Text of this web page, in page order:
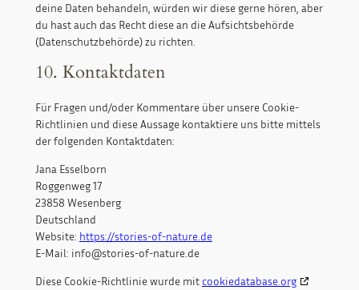
deine Daten behandeln, würden wir diese gerne hören, aber
du hast auch das Recht diese an die Aufsichtsbehörde
(Datenschutzbehörde) zu richten.
10. Kontaktdaten
Für Fragen und/oder Kommentare über unsere Cookie-
Richtlinien und diese Aussage kontaktiere uns bitte mittels
der folgenden Kontaktdaten:
Jana Esselborn
Roggenweg 17
23858 Wesenberg
Deutschland
Website: https://stories-of-nature.de
E-Mail: info@stories-of-nature.de
Diese Cookie-Richtlinie wurde mit cookiedatabase.org